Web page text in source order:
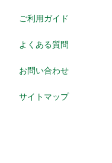
ご利用ガイド
よくある質問
お問い合わせ
サイトマップ